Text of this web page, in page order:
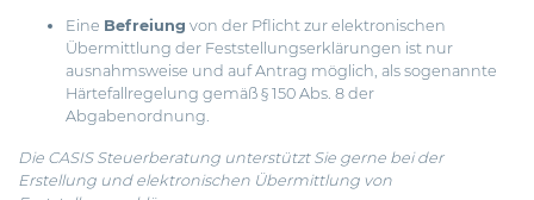
Eine Befreiung von der Pflicht zur elektronischen
Übermittlung der Feststellungserklärungen ist nur
ausnahmsweise und auf Antrag möglich, als sogenannte
Härtefallregelung gemäß § 150 Abs. 8 der
Abgabenordnung.
Die CASIS Steuerberatung unterstützt Sie gerne bei der
Erstellung und elektronischen Übermittlung von